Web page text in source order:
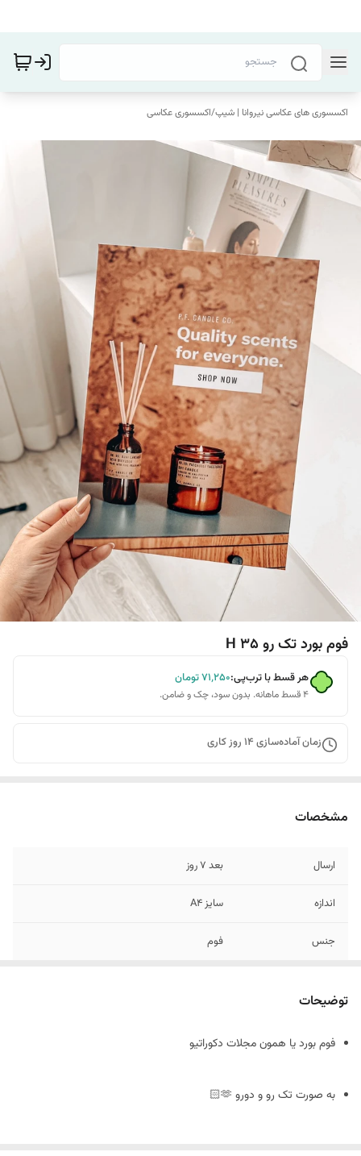
اکسسوری های عکاسی نیروانا | شیپ/اکسسوری عکاسی
فوم بورد تک رو H 35
هر قسط با ترب‌پی:۷۱٬۲۵۰تومان
۴ قسط ماهانه. بدون سود، چک و ضامن.
زمان آماده‌سازی 14 روز کاری
مشخصات
ارسال بعد 7 روز
اندازه سایز A4
جنس فوم
توضیحات
فوم بورد یا همون مجلات دکوراتیو
به صورت تک رو و دورو 🫶🏻